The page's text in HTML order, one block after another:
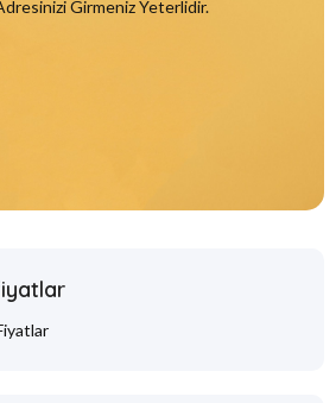
Girmeniz Yeterlidir.